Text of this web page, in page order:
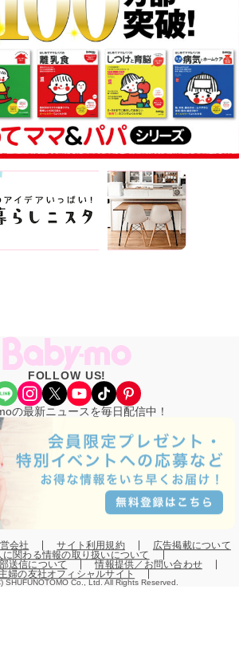
FOLLOW US!
Share Icon Instagram X YouTube TikTok Pinterest
の最新ニュースを毎日配信中！
会社 サイト利用規約
広告掲載について
に関わる情報の取り扱いについて
送信について
情報提供／お問い合わせ
主婦の友社オフィシャルサイト
SHUFUNOTOMO Co., Ltd. All Rights Reserved.